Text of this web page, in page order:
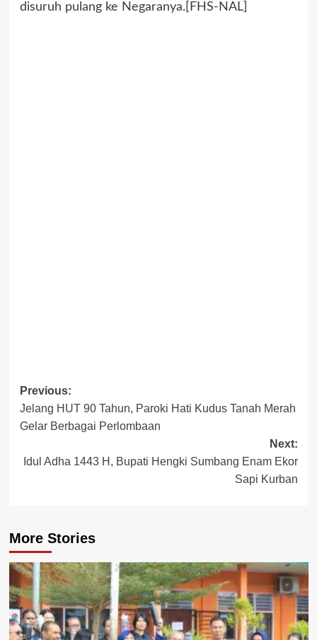
disuruh pulang ke Negaranya.[FHS-NAL]
Post
navigation
Previous:
Jelang HUT 90 Tahun, Paroki Hati Kudus Tanah Merah
Gelar Berbagai Perlombaan
Next:
Idul Adha 1443 H, Bupati Hengki Sumbang Enam Ekor
Sapi Kurban
More Stories